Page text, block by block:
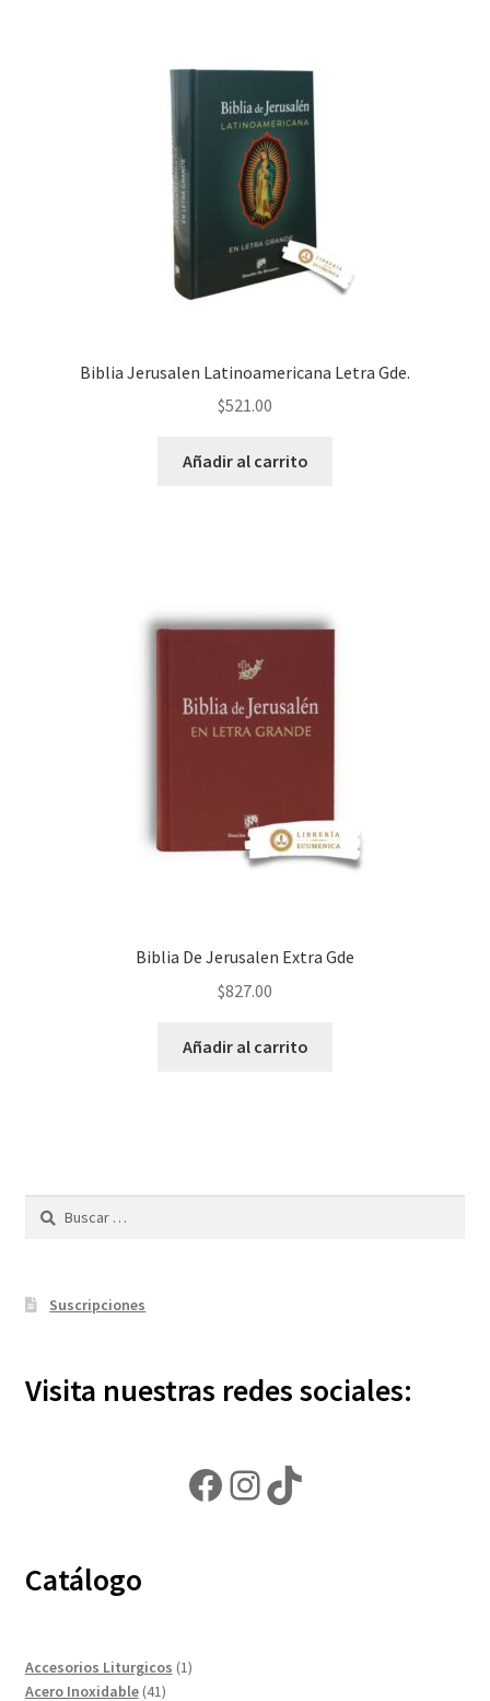
Biblia Jerusalen Latinoamericana Letra Gde.
$521.00
Añadir al carrito
Biblia De Jerusalen Extra Gde
$827.00
Añadir al carrito
Buscar:
Suscripciones
Visita nuestras redes sociales:
Facebook
Instagram
TikTok
Catálogo
Accesorios Liturgicos 11
Acero Inoxidable 4141